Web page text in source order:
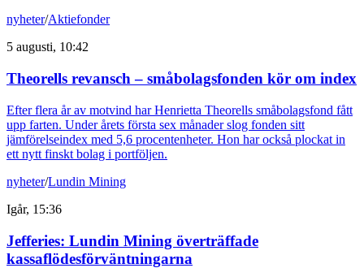
nyheter/Aktiefonder
5 augusti, 10:42
Theorells revansch – småbolagsfonden kör om index
Efter flera år av motvind har Henrietta Theorells småbolagsfond fått
upp farten. Under årets första sex månader slog fonden sitt
jämförelseindex med 5,6 procentenheter. Hon har också plockat in
ett nytt finskt bolag i portföljen.
nyheter/Lundin Mining
Igår, 15:36
Jefferies: Lundin Mining överträffade
kassaflödesförväntningarna